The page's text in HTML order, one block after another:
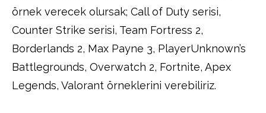
örnek verecek olursak; Call of Duty serisi,
Counter Strike serisi, Team Fortress 2,
Borderlands 2, Max Payne 3, PlayerUnknown’s
Battlegrounds, Overwatch 2, Fortnite, Apex
Legends, Valorant örneklerini verebiliriz.